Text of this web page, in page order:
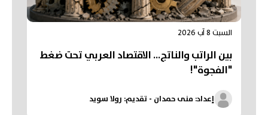
السبت 8 آب 2026
بين الراتب والناتج… الاقتصاد العربي تحت ضغط
"الفجوة"!
إعداد: منى حمدان - تقديم: رولا سويد